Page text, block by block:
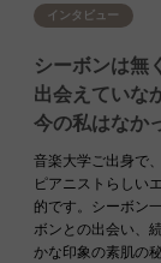
インタビュー
シーボンは無
出会えていな
今の私はなか
音楽大学ご出身で
ピアニストらしい
的です。シーボン
ボンとの出会い、
かな印象の素肌の